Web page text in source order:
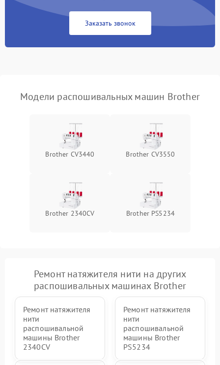
Заказать звонок
Модели распошивальных машин Brother
Brother CV3440 Brother CV3550
Brother 2340CV Brother PS5234
Ремонт натяжителя нити на других
распошивальных машинах Brother
Ремонт натяжителя
нити
распошивальной
машины Brother
2340CV
Ремонт натяжителя
нити
распошивальной
машины Brother
PS5234